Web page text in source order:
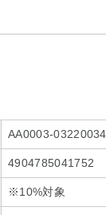
AA0003-
4904785041752
※10%対象